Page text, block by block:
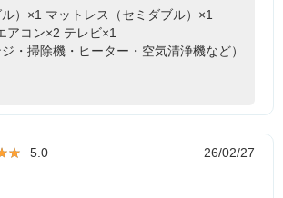
）×1 マットレス（セミダブル）×1
アコン×2 テレビ×1
・掃除機・ヒーター・空気清浄機など）
5.0
26/02/27